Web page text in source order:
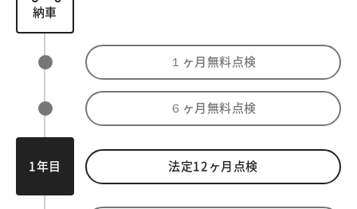
納車
１ヶ月無料点検
６ヶ月無料点検
1年目 法定12 ヶ月点検